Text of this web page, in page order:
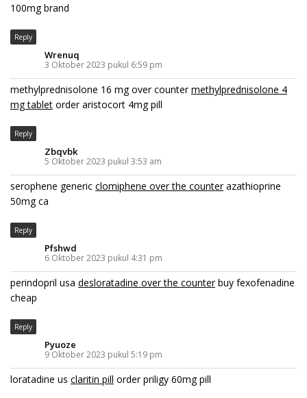
100mg brand
Reply
Wrenuq
3 Oktober 2023 pukul 6:59 pm
methylprednisolone 16 mg over countermethylprednisolone 4
mg tablet order aristocort 4mg pill
Reply
Zbqvbk
5 Oktober 2023 pukul 3:53 am
serophene generic clomiphene over the counterazathioprine
50mg ca
Reply
Pfshwd
6 Oktober 2023 pukul 4:31 pm
perindopril usa desloratadine over the counterbuy fexofenadine
cheap
Reply
Pyuoze
9 Oktober 2023 pukul 5:19 pm
loratadine us claritin pill order priligy 60mg pill